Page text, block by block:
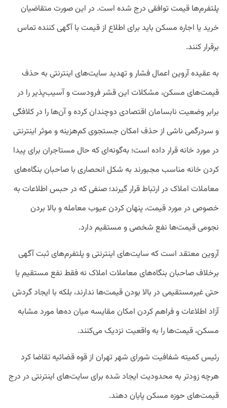
پلتفرم‌ها قیمت توافقی درج شده است. در این صورت متقاضیان
خرید یا اجاره مسکن باید برای اطلاع از قیمت با آگهی کننده تماس
برقرار کنند.
به عقیده آروین اعمال فشار و تهدید سایت‌های اینترنتی به حذف
قیمت‌های مسکن، مشکلات این قشر فرودست و آسیب‌پذیر را در
برابر وضعیت نابسامان اقتصادی دوچندان کرده و آن‌ها را در کلافگی
و سردرگمی ناشی از حذف امکان جستجوی کم‌هزینه و موثر اینترنتی
در مورد خانه قرار داده است؛ به‌گونه‌ای که حال مستاجران برای پیدا
کردن خانه مناسب مجبورند به شکل انحصاری با صاحبان بنگاه‌های
معاملات املاک در ارتباط قرار گیرند؛ صنفی که در حبس اطلاعات به
خصوص در مورد قیمت، پنهان کردن عیوب معامله و بالا بردن
نجومی قیمت‌ها نفع شخصی و مستقیم دارد.
آروین معتقد است که سایت‌های اینترنتی و پلتفرم‌های ثبت آگهی
برخلاف صاحبان بنگاه‌های معاملات املاک نه فقط نفع مستقیم یا
حتی غیرمستقیمی در بالا بودن قیمت‌ها ندارند، بلکه با ایجاد گردش
آزاد اطلاعات و فراهم کردن امکان مقایسه میان ده‌ها مورد مشابه
مسکن، قیمت‌ها را به واقعیت نزدیک می‌کنند.
رئیس کمیته شفافیت شورای شهر تهران از قوه قضائیه تقاضا کرد
هرچه زودتر به محدودیت ایجاد شده برای سایت‌های اینترنتی در درج
قیمت‌های حوزه مسکن پایان دهند.